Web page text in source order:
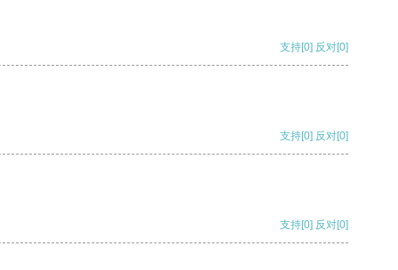
支持[0] 反对[0]
支持[0] 反对[0]
支持[0] 反对[0]